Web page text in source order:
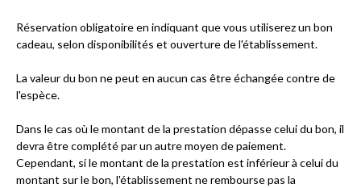
Réservation obligatoire en indiquant que vous utiliserez un bon
cadeau, selon disponibilités et ouverture de l'établissement.
La valeur du bon ne peut en aucun cas être échangée contre de
l'espèce.
Dans le cas où le montant de la prestation dépasse celui du bon, il
devra être complété par un autre moyen de paiement.
Cependant, si le montant de la prestation est inférieur à celui du
montant sur le bon, l'établissement ne rembourse pas la